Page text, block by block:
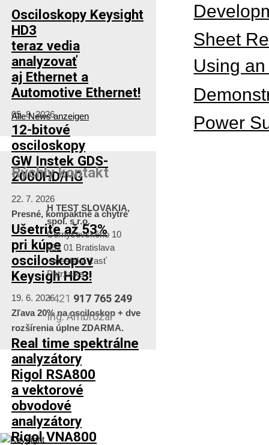
Sheet
Using
Power
Osciloskopy Keysight
HD3
teraz vedia
analyzovať
aj Ethernet a
Automotive Ethernet!
05. 8. 2026
12-bitové
osciloskopy
GW Instek GDS-
2000HD/HG
22. 7. 2026
Presné, kompaktné a chytré
Ušetrite až 53%
pri kúpe
osciloskopov
Keysigh HD3!
19. 6. 2026
Zľava 20% na osciloskop + dve
rozšírenia úplne ZDARMA.
Real time spektrálne
analyzátory
Rigol RSA800
a vektorové
obvodové
analyzátory
Rigol VNA800
Alle News anzeigen
Rýchly kontakt
H TEST SLOVAKIA,
spol. s r.o.
Černyševského 10
851 01 Bratislava
- mestská časť
Petržalka
+421 917 765 249
Ing. Ambrózai